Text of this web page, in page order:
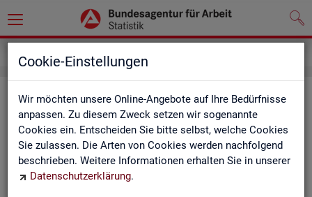
Cookie-Einstellungen
Wir möchten unsere Online-Angebote auf Ihre Bedürfnisse
anpassen. Zu diesem Zweck setzen wir sogenannte
Cookies ein. Entscheiden Sie bitte selbst, welche Cookies
Sie zulassen. Die Arten von Cookies werden nachfolgend
beschrieben. Weitere Informationen erhalten Sie in unserer
Datenschutzerklärung.
Ser­vice
Die Sta­tis­tik derBAbie­tet ein brei­tes An­ge­bot an Pro­duk­ten
und Son­der­aus­wer­tung (nachBe­darf). Haben Sie Fra­gen,
einen spe­zi­el­len Da­ten­wunsch oder möch­ten uns ein Feed­
back zu un­se­ren Pro­duk­ten geben, dann schau­en Sie auf den